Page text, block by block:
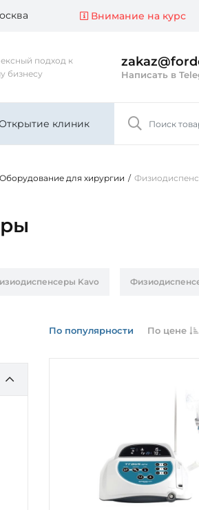
Внимание на курс
подход к
бизнесу
Написать в
клиник
Оборудование для хирургии /
Kavo
По популярности По цене